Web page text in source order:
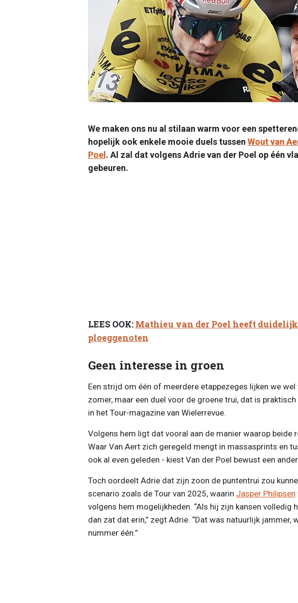
We maken ons nu al stilaan warm voor een
hopelijk ook enkele mooie duels tussen Wout van
Poel. Al zal dat volgens Adrie van der Poel op één
gebeuren.
LEES OOK: Mathieu van der Poel heeft
ploeggenoten
Geen interesse in groen
Een strijd om één of meerdere etappezeges lijken we
zomer, maar een duel voor de groene trui, dat is
in het Tour-magazine van Wielerrevue.
Volgens hem ligt dat vooral aan de manier waarop beide
Waar Van Aert zich geregeld mengt in massasprints en
ook al even geleden - kiest Van der Poel bewust een
Toch oordeelt Adrie dat zijn zoon de puntentrui zou
scenario zoals de Tour van 2025, waarin Jasper Philipsen
volgens hem mogelijkheden. “Als hij zijn kansen volledig
dan zat dat erin,” zegt Adrie. “Dat was natuurlijk jammer,
nummer één.”